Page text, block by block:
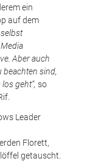
ein
auf dem
Aber auch
beachten sind,
geht“, so
Leader
Florett,
getauscht.